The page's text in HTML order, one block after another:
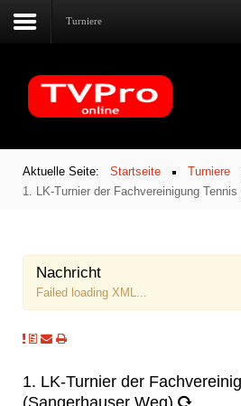
Turniere
Aktuelle Seite: Startseite Turniere
1. LK-Turnier der Fachvereinigung
Nachricht
Failed loading XML...
1. LK-Turnier der